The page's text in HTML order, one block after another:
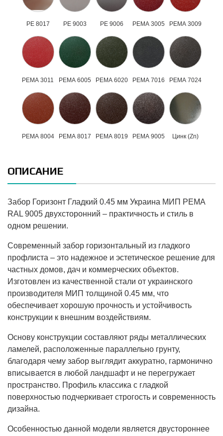
РЕ 8017 РЕ 9003 РЕ 9006 РЕМА 3005 РЕМА 3009
РЕМА 3011 РЕМА 6005 РЕМА 6020 РЕМА 7016 РЕМА 7024
РЕМА 8004 РЕМА 8017 РЕМА 8019 РЕМА 9005 Цинк (Zn)
ОПИСАНИЕ
Забор Горизонт Гладкий 0.45 мм Украина МИП PEMA
RAL 9005 двухсторонний – практичность и стиль в
одном решении.
Современный забор горизонтальный из гладкого
профлиста – это надежное и эстетическое решение для
частных домов, дач и коммерческих объектов.
Изготовлен из качественной стали от украинского
производителя МИП толщиной 0.45 мм, что
обеспечивает хорошую прочность и устойчивость
конструкции к внешним воздействиям.
Основу конструкции составляют ряды металлических
ламелей, расположенные параллельно грунту,
благодаря чему забор выглядит аккуратно, гармонично
вписывается в любой ландшафт и не перегружает
пространство. Профиль классика с гладкой
поверхностью подчеркивает строгость и современность
дизайна.
Особенностью данной модели является двустороннее